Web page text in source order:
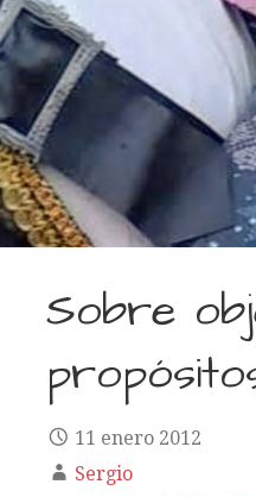
Sobre
11 enero 2012
Sergio